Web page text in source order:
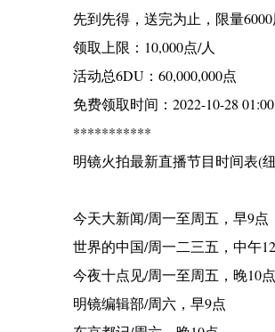
先到先得，送完为止，限量
领取上限：10,000点/人
活动总6DU：60,000,000点
免费领取时间：2022-10-28
***********
明镜火拍最新直播节目时间表(
今天大新闻/周一至周五，早9点
世界的中国/周一二三五，中午
今夜十点见/周一至周五，晚10点
明镜编辑部/周六，早9点